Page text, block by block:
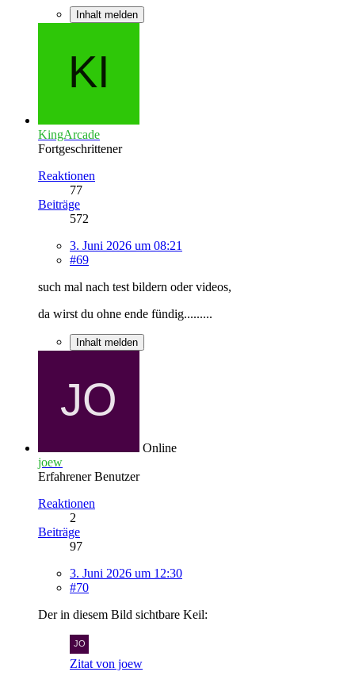
Inhalt melden
KingArcade
Fortgeschrittener
Reaktionen
77
Beiträge
572
3. Juni 2026 um 08:21
#69
such mal nach test bildern oder videos,
da wirst du ohne ende fündig.........
Inhalt melden
Online
joew
Erfahrener Benutzer
Reaktionen
2
Beiträge
97
3. Juni 2026 um 12:30
#70
Der in diesem Bild sichtbare Keil:
Zitat von joew